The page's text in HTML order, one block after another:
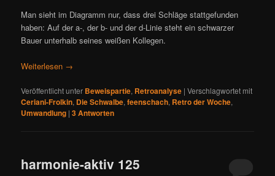
Man sieht im Diagramm nur, dass drei Schläge stattgefunden
haben: Auf der a-, der b- und der d-Linie steht ein schwarzer
Bauer unterhalb seines weißen Kollegen.
Weiterlesen →
Veröffentlicht unter Beweispartie, Retroanalyse |Verschlagwortet mit
Ceriani-Frolkin, Die Schwalbe,feenschach, Retro der Woche,
Umwandlung |3Antworten
harmonie-aktiv 125